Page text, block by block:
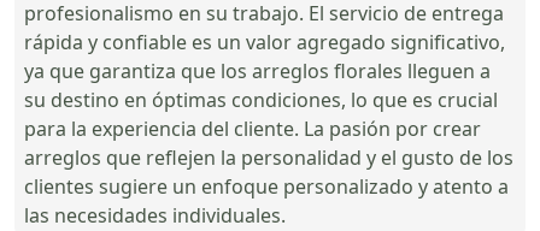
profesionalismo en su trabajo. El servicio de entrega
rápida y confiable es un valor agregado significativo,
ya que garantiza que los arreglos florales lleguen a
su destino en óptimas condiciones, lo que es crucial
para la experiencia del cliente. La pasión por crear
arreglos que reflejen la personalidad y el gusto de los
clientes sugiere un enfoque personalizado y atento a
las necesidades individuales.